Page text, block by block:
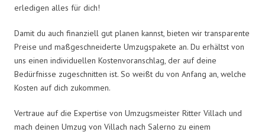
erledigen alles für dich!
Damit du auch finanziell gut planen kannst, bieten wir transparente
Preise und maßgeschneiderte Umzugspakete an. Du erhältst von
uns einen individuellen Kostenvoranschlag, der auf deine
Bedürfnisse zugeschnitten ist. So weißt du von Anfang an, welche
Kosten auf dich zukommen.
Vertraue auf die Expertise von Umzugsmeister Ritter Villach und
mach deinen Umzug von Villach nach Salerno zu einem